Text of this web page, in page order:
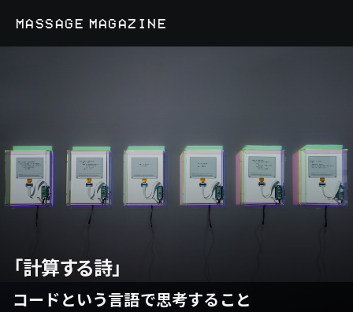
MASSAGE MAGAZINE
「計算する詩」
コードという言語で思考すること